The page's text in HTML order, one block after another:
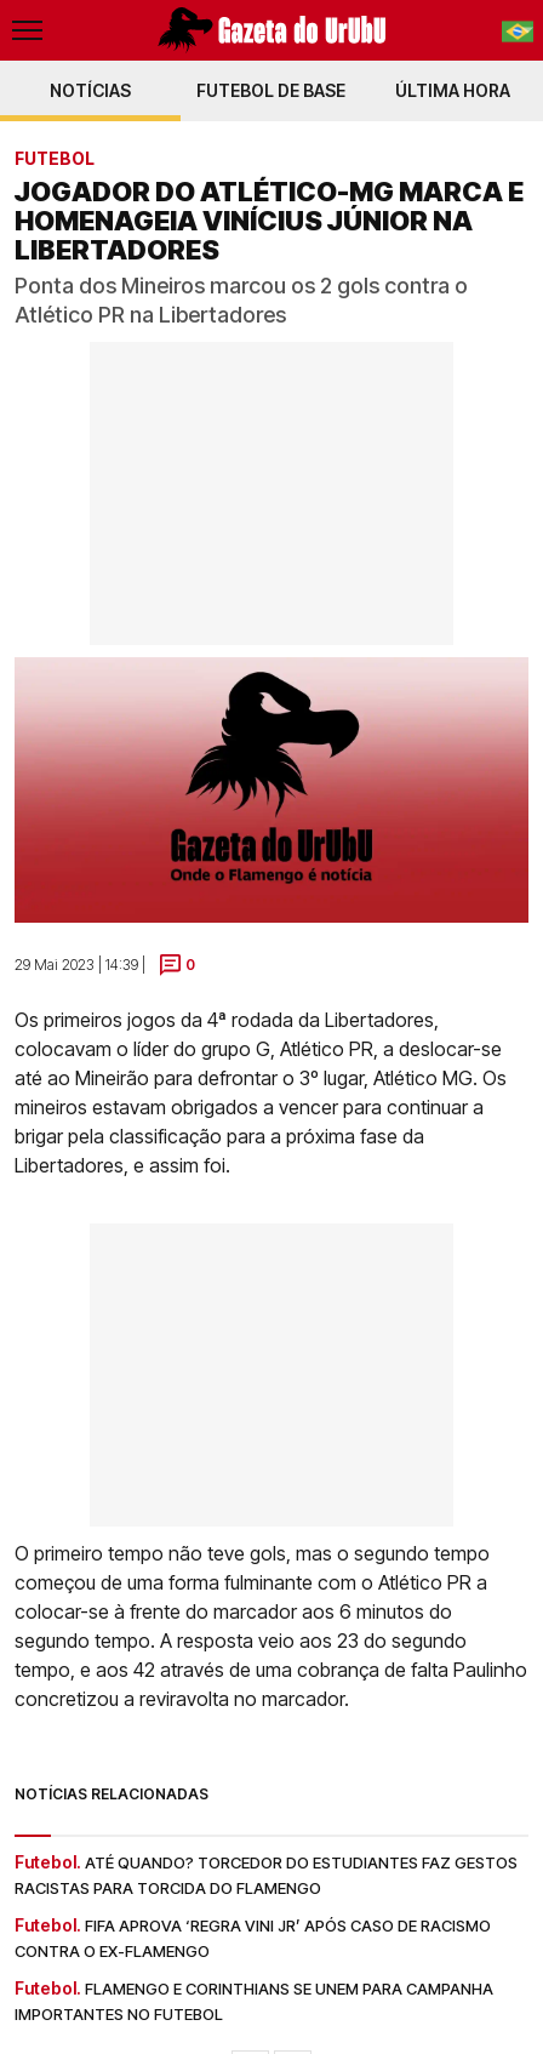
PT-BR
NOTÍCIAS FUTEBOL DE BASE ÚLTIMA HORA
FUTEBOL
JOGADOR DO ATLÉTICO-MG MARCA E
HOMENAGEIA VINÍCIUS JÚNIOR NA
LIBERTADORES
Ponta dos Mineiros marcou os 2 gols contra o
Atlético PR na Libertadores
29 Mai 2023 | 14:39 | 0
Os primeiros jogos da 4ª rodada da Libertadores,
colocavam o líder do grupo G, Atlético PR, a deslocar-se
até ao Mineirão para defrontar o 3º lugar, Atlético MG. Os
mineiros estavam obrigados a vencer para continuar a
brigar pela classificação para a próxima fase da
Libertadores, e assim foi.
O primeiro tempo não teve gols, mas o segundo tempo
começou de uma forma fulminante com o Atlético PR a
colocar-se à frente do marcador aos 6 minutos do
segundo tempo. A resposta veio aos 23 do segundo
tempo, e aos 42 através de uma cobrança de falta Paulinho
concretizou a reviravolta no marcador.
NOTÍCIAS RELACIONADAS
Futebol. ATÉ QUANDO? TORCEDOR DO ESTUDIANTES FAZ GESTOS
RACISTAS PARA TORCIDA DO FLAMENGO
Futebol. FIFA APROVA ‘REGRA VINI JR’ APÓS CASO DE RACISMO
CONTRA O EX-FLAMENGO
Futebol. FLAMENGO E CORINTHIANS SE UNEM PARA CAMPANHA
IMPORTANTES NO FUTEBOL